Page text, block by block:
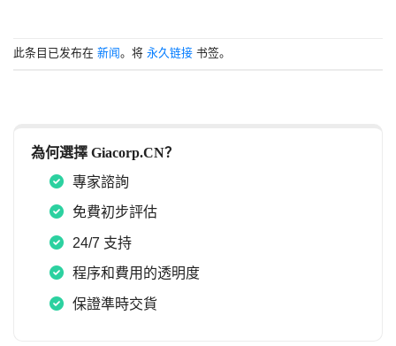
此条目已发布在 新闻。将 永久链接 书签。
為何選擇 Giacorp.CN？
專家諮詢
免費初步評估
24/7 支持
程序和費用的透明度
保證準時交貨